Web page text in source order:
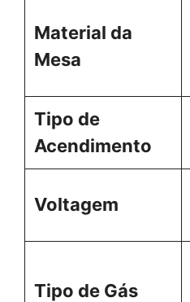
Material da
Mesa
Tipo de
Acendimento
Voltagem
Tipo de Gás